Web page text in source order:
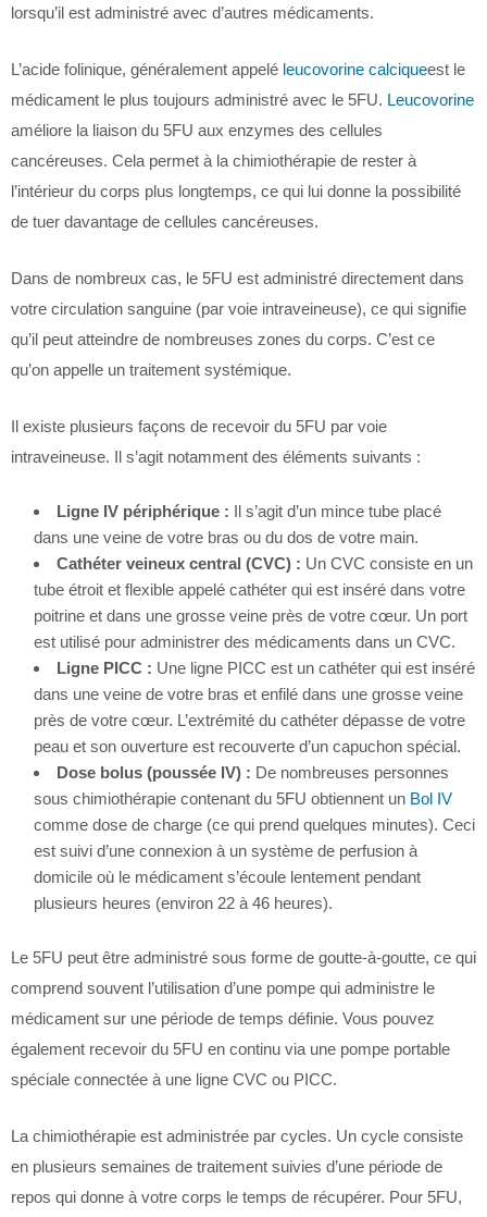
lorsqu’il est administré avec d’autres médicaments.
L’acide folinique, généralement appelé leucovorine calciqueest le
médicament le plus toujours administré avec le 5FU. Leucovorine
améliore la liaison du 5FU aux enzymes des cellules
cancéreuses. Cela permet à la chimiothérapie de rester à
l’intérieur du corps plus longtemps, ce qui lui donne la possibilité
de tuer davantage de cellules cancéreuses.
Dans de nombreux cas, le 5FU est administré directement dans
votre circulation sanguine (par voie intraveineuse), ce qui signifie
qu’il peut atteindre de nombreuses zones du corps. C’est ce
qu’on appelle un traitement systémique.
Il existe plusieurs façons de recevoir du 5FU par voie
intraveineuse. Il s’agit notamment des éléments suivants :
Ligne IV périphérique : Il s’agit d’un mince tube placé
dans une veine de votre bras ou du dos de votre main.
Cathéter veineux central (CVC) : Un CVC consiste en un
tube étroit et flexible appelé cathéter qui est inséré dans votre
poitrine et dans une grosse veine près de votre cœur. Un port
est utilisé pour administrer des médicaments dans un CVC.
Ligne PICC : Une ligne PICC est un cathéter qui est inséré
dans une veine de votre bras et enfilé dans une grosse veine
près de votre cœur. L’extrémité du cathéter dépasse de votre
peau et son ouverture est recouverte d’un capuchon spécial.
Dose bolus (poussée IV) : De nombreuses personnes
sous chimiothérapie contenant du 5FU obtiennent un Bol IV
comme dose de charge (ce qui prend quelques minutes). Ceci
est suivi d’une connexion à un système de perfusion à
domicile où le médicament s’écoule lentement pendant
plusieurs heures (environ 22 à 46 heures).
Le 5FU peut être administré sous forme de goutte-à-goutte, ce qui
comprend souvent l’utilisation d’une pompe qui administre le
médicament sur une période de temps définie. Vous pouvez
également recevoir du 5FU en continu via une pompe portable
spéciale connectée à une ligne CVC ou PICC.
La chimiothérapie est administrée par cycles. Un cycle consiste
en plusieurs semaines de traitement suivies d’une période de
repos qui donne à votre corps le temps de récupérer. Pour 5FU,